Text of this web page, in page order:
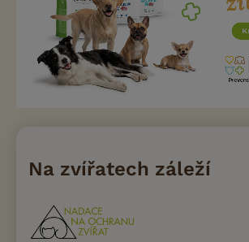
Na zvířatech záleží